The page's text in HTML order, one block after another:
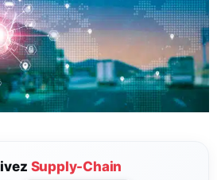
Supply-Chain